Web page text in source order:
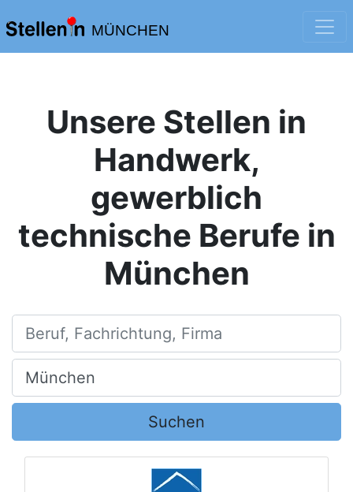
MÜNCHEN
Unsere Stellen in
Handwerk,
gewerblich
technische Berufe in
München
Beruf, Fachrichtung, Firma
Ort, Stadt
Suchen